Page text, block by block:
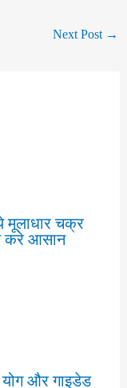
Next Post →
चक्र
करे आसान
और गाइडेड